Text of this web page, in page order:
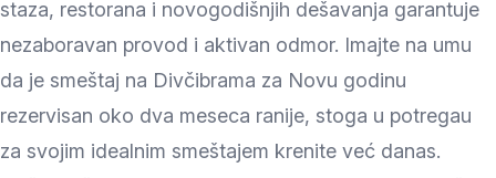
staza, restorana i novogodišnjih dešavanja garantuje
nezaboravan provod i aktivan odmor. Imajte na umu
da je smeštaj na Divčibrama za Novu godinu
rezervisan oko dva meseca ranije, stoga u potregau
za svojim idealnim smeštajem krenite već danas.